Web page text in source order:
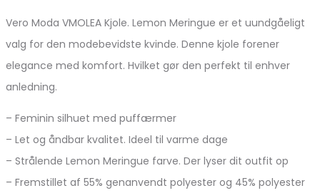
Vero Moda VMOLEA Kjole. Lemon Meringue er et uundgåeligt
valg for den modebevidste kvinde. Denne kjole forener
elegance med komfort. Hvilket gør den perfekt til enhver
anledning.
– Feminin silhuet med puffærmer
– Let og åndbar kvalitet. Ideel til varme dage
– Strålende Lemon Meringue farve. Der lyser dit outfit op
– Fremstillet af 55% genanvendt polyester og 45% polyester